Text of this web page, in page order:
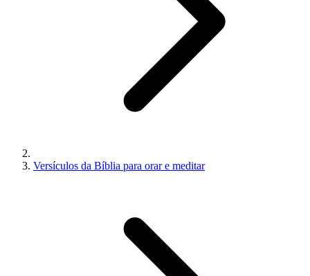
Versículos da Bíblia para orar e meditar